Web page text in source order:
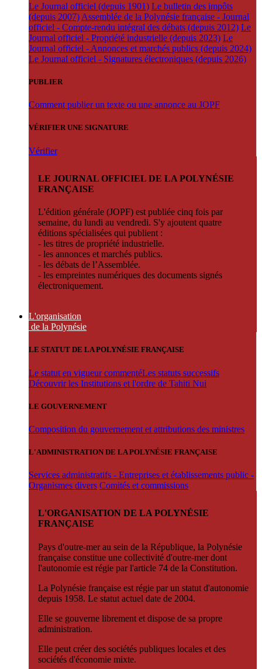
Le Journal officiel (depuis 1901) Le bulletin des impôts
(depuis 2007) Assemblée de la Polynésie française - Journal
officiel - Compte-rendu intégral des débats (depuis 2012) Le
Journal officiel - Propriété industrielle (depuis 2023) Le
Journal officiel - Annonces et marchés publics (depuis 2024)
Le Journal officiel - Signatures électroniques (depuis 2026)
PUBLIER
Comment publier un texte ou une annonce au JOPF
VÉRIFIER UNE SIGNATURE
Vérifier
LE JOURNAL OFFICIEL DE LA POLYNÉSIE
FRANÇAISE
L'édition générale (JOPF) est publiée cinq fois par
semaine, du lundi au vendredi. S'y ajoutent quatre
éditions spécialisées qui publient :
- les titres de propriété industrielle.
- les annonces et marchés publics.
- les débats de l’Assemblée.
- les empreintes numériques des documents signés
électroniquement.
L'organisation
de la Polynésie
LE STATUT DE LA POLYNÉSIE FRANÇAISE
Le statut en vigueur commentéLes statuts successifs
Découvrir les Institutions et l'ordre de Tahiti Nui
LE GOUVERNEMENT
Composition du gouvernement et attributions des ministres
L'ADMINISTRATION DE LA POLYNÉSIE FRANÇAISE
Services administratifs - Entreprises et établissements public -
Organismes divers Comités et commissions
L'ORGANISATION DE LA POLYNÉSIE
FRANÇAISE
Pays d'outre-mer au sein de la République, la Polynésie
française constitue une collectivité d'outre-mer dont
l'autonomie est régie par l'article 74 de la Constitution.
La Polynésie française est régie par un statut d'autonomie
depuis 1958. Le statut actuel date de 2004.
Elle se gouverne librement et dispose de sa propre
administration.
Elle peut créer des sociétés publiques locales et des
sociétés d'économie mixte.